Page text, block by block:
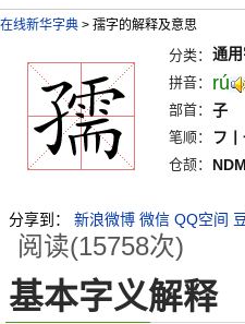
在线新华字典 > 孺字的解释及意思
分类： 通
拼音： rú
部首： 子
笔顺：
フ
仓颉：
分享到： 新浪微博 微信 QQ空间
阅读(15758次)
基本字义解释